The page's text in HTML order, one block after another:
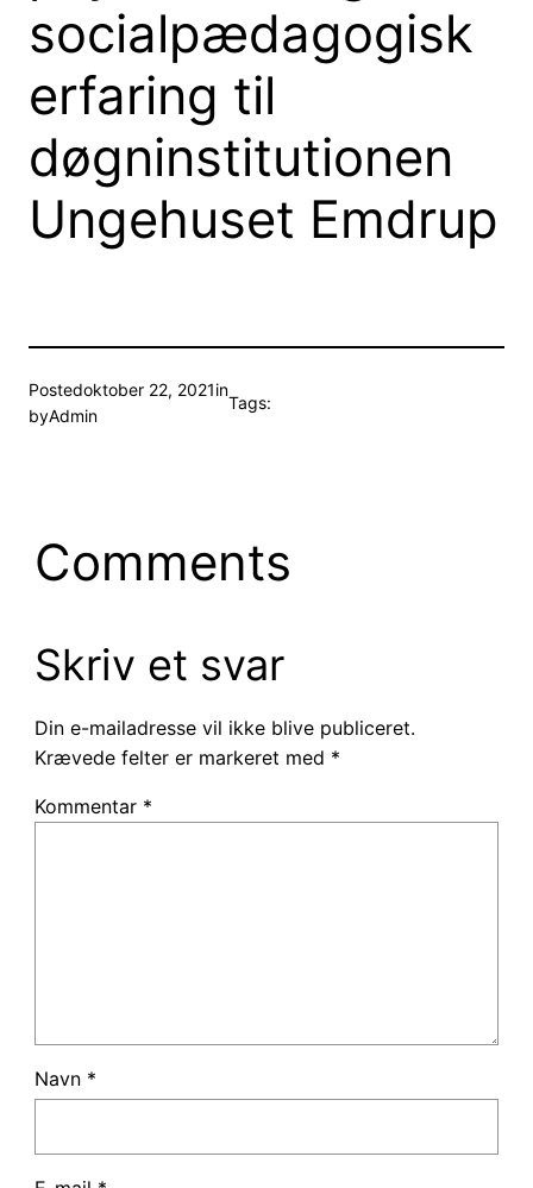
socialpædagogisk
erfaring til
døgninstitutionen
Ungehuset Emdrup
Postedoktober 22, 2021in
byAdmin
Tags:
Comments
Skriv et svar
Din e-mailadresse vil ikke blive publiceret.
Krævede felter er markeret med *
Kommentar *
Navn *